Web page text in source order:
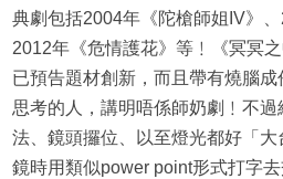
典劇包括2004年《陀槍師姐IV》、
2012年《危情護花》等﹗《冥冥
已預告題材創新，而且帶有燒腦
思考的人，講明唔係師奶劇﹗不
法、鏡頭攞位、以至燈光都好「
鏡時用類似power point形式打字